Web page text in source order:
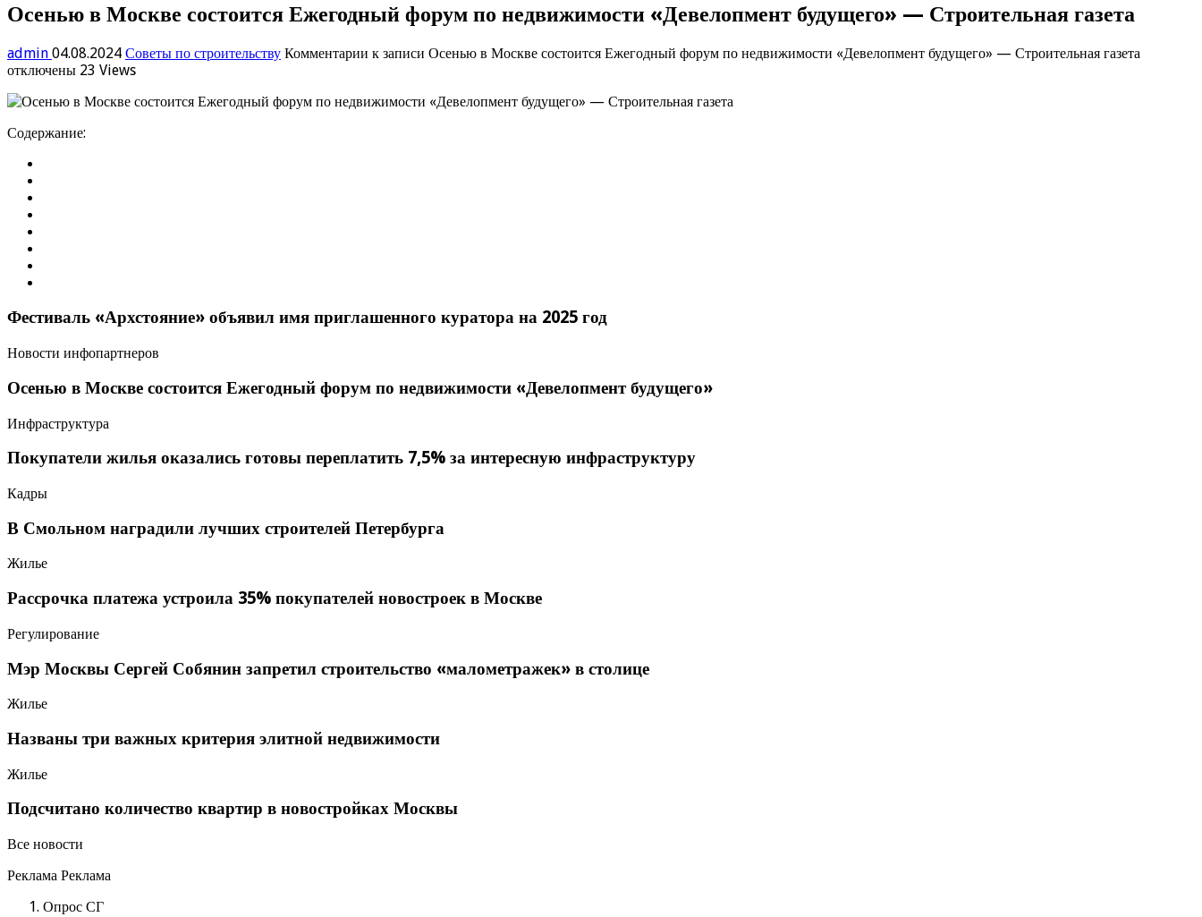
Осенью в Москве состоится Ежегодный форум по недвижимости «Девелопмент будущего» — Строительная газета
admin 04.08.2024 Советы по строительству Комментарии к записи Осенью в Москве состоится Ежегодный форум по недвижимости «Девелопмент будущего» — Строительная газета
отключены 23 Views
Содержание:
Фестиваль «Архстояние» объявил имя приглашенного куратора на 2025 год
Новости инфопартнеров
Осенью в Москве состоится Ежегодный форум по недвижимости «Девелопмент будущего»
Инфраструктура
Покупатели жилья оказались готовы переплатить 7,5% за интересную инфраструктуру
Кадры
В Смольном наградили лучших строителей Петербурга
Жилье
Рассрочка платежа устроила 35% покупателей новостроек в Москве
Регулирование
Мэр Москвы Сергей Собянин запретил строительство «малометражек» в столице
Жилье
Названы три важных критерия элитной недвижимости
Жилье
Подсчитано количество квартир в новостройках Москвы
Все новости
Реклама Реклама
Опрос СГ